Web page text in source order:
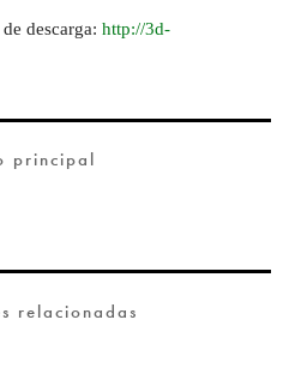
descarga: http://3d-
principal
relacionadas